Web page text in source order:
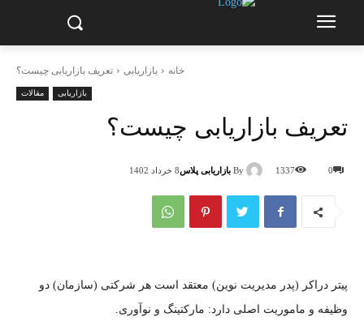
خانه بازاریابی تعریف بازاریابی چیست؟
بازاریابی مقالات
تعریف بازاریابی چیست؟
By بازاریابی پلاس8 خرداد 1402 0
1337
پیتر دراکر (پدر مدیریت نوین) معتقد است هر شرکتی (سازمان) دو
وظیفه و ماموریت اصلی دارد: مارکتینگ و نوآوری.